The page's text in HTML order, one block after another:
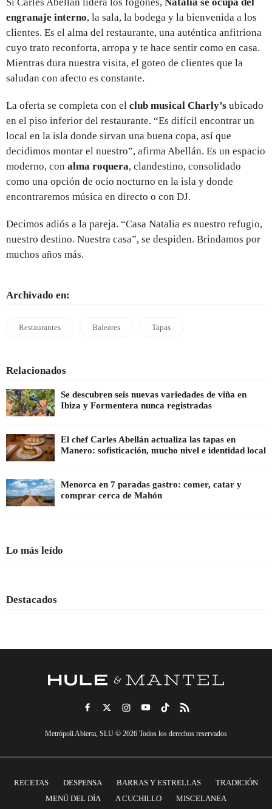
engranaje interno, la sala, la bodega y la bienvenida a los
clientes. Es el alma del restaurante, una auténtica anfitriona
cuyo trato reconforta, arropa y te hace sentir como en casa.
Mientras dura nuestra visita, el goteo de clientes que la
saludan con afecto es constante.
La oferta se completa con el club musical Charly’s ubicado
en el piso inferior del restaurante. “Es difícil encontrar un
local en la isla donde sirvan una buena copa, así que
decidimos montar el nuestro”, afirma Abellán. Es un espacio
moderno, con alma roquera, clandestino, consolidado
como una opción de ocio nocturno en la isla y donde
encontraremos música en directo o con DJ.
Decimos adiós a la pareja. “Casa Natalia es nuestro refugio,
nuestro destino. Nuestra casa”, se despiden. Brindamos por
muchos años más.
Archivado en:
Restaurantes Baleares Tapas
Relacionados
Se descubren seis nuevas variedades de viña en
Ibiza y Formentera nunca registradas
El chef Carles Abellán actualiza las tapas en
Manero: sofisticación, mucho nivel e identidad local
Menorca en 7 paradas gastro: comer, catar y
comprar cerca de Mahón
Lo más leído
Destacados
Metrópoli Abierta, SLU © 2026 Todos los derechos reservados
RECETAS DESPENSA BARRAS Y ESTRELLAS
TRADICIÓN
MENÚ DEL DÍA
A CUCHILLO MISCELANEA